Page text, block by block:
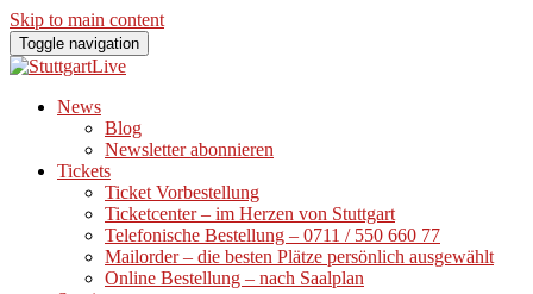
Skip to main content
Toggle navigation
News
Blog
Newsletter abonnieren
Tickets
Ticket Vorbestellung
Ticketcenter – im Herzen von Stuttgart
Telefonische Bestellung – 0711 / 550 660 77
Mailorder – die besten Plätze persönlich ausgewählt
Online Bestellung – nach Saalplan